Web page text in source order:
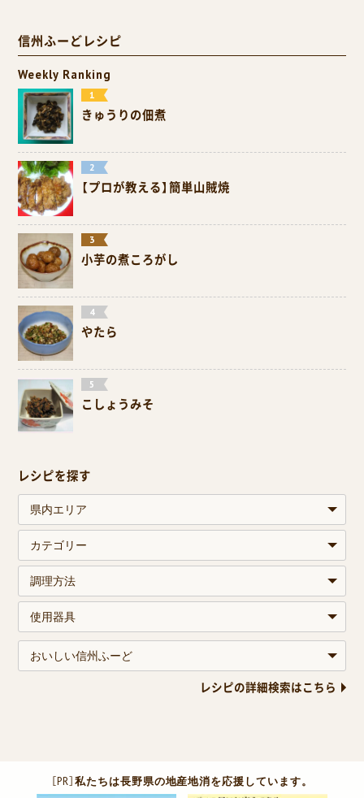
信州ふーどレシピ
Weekly Ranking
きゅうりの佃煮
【プロが教える】簡単山賊焼
小芋の煮ころがし
やたら
こしょうみそ
レシピを探す
レシピの詳細検索はこちら
［PR］私たちは長野県の地産地消を応援しています。